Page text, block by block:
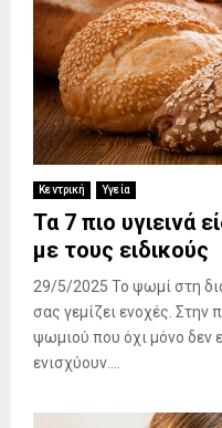
Κεντρική Υγεία
Τα 7 πιο υγιεινά
με τους ειδικούς
29/5/2025 Το ψωμί στη
σας γεμίζει ενοχές. Στην
ψωμιού που όχι μόνο δεν
ενισχύουν....